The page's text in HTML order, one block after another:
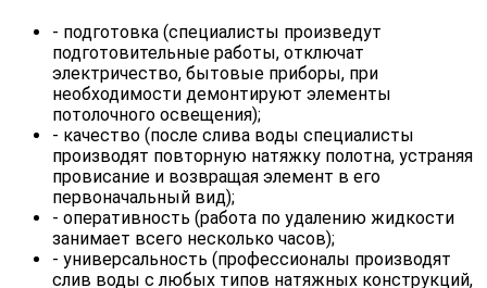
- подготовка (специалисты произведут
подготовительные работы, отключат
электричество, бытовые приборы, при
необходимости демонтируют элементы
потолочного освещения);
- качество (после слива воды специалисты
производят повторную натяжку полотна, устраняя
провисание и возвращая элемент в его
первоначальный вид);
- оперативность (работа по удалению жидкости
занимает всего несколько часов);
- универсальность (профессионалы производят
слив воды с любых типов натяжных конструкций,